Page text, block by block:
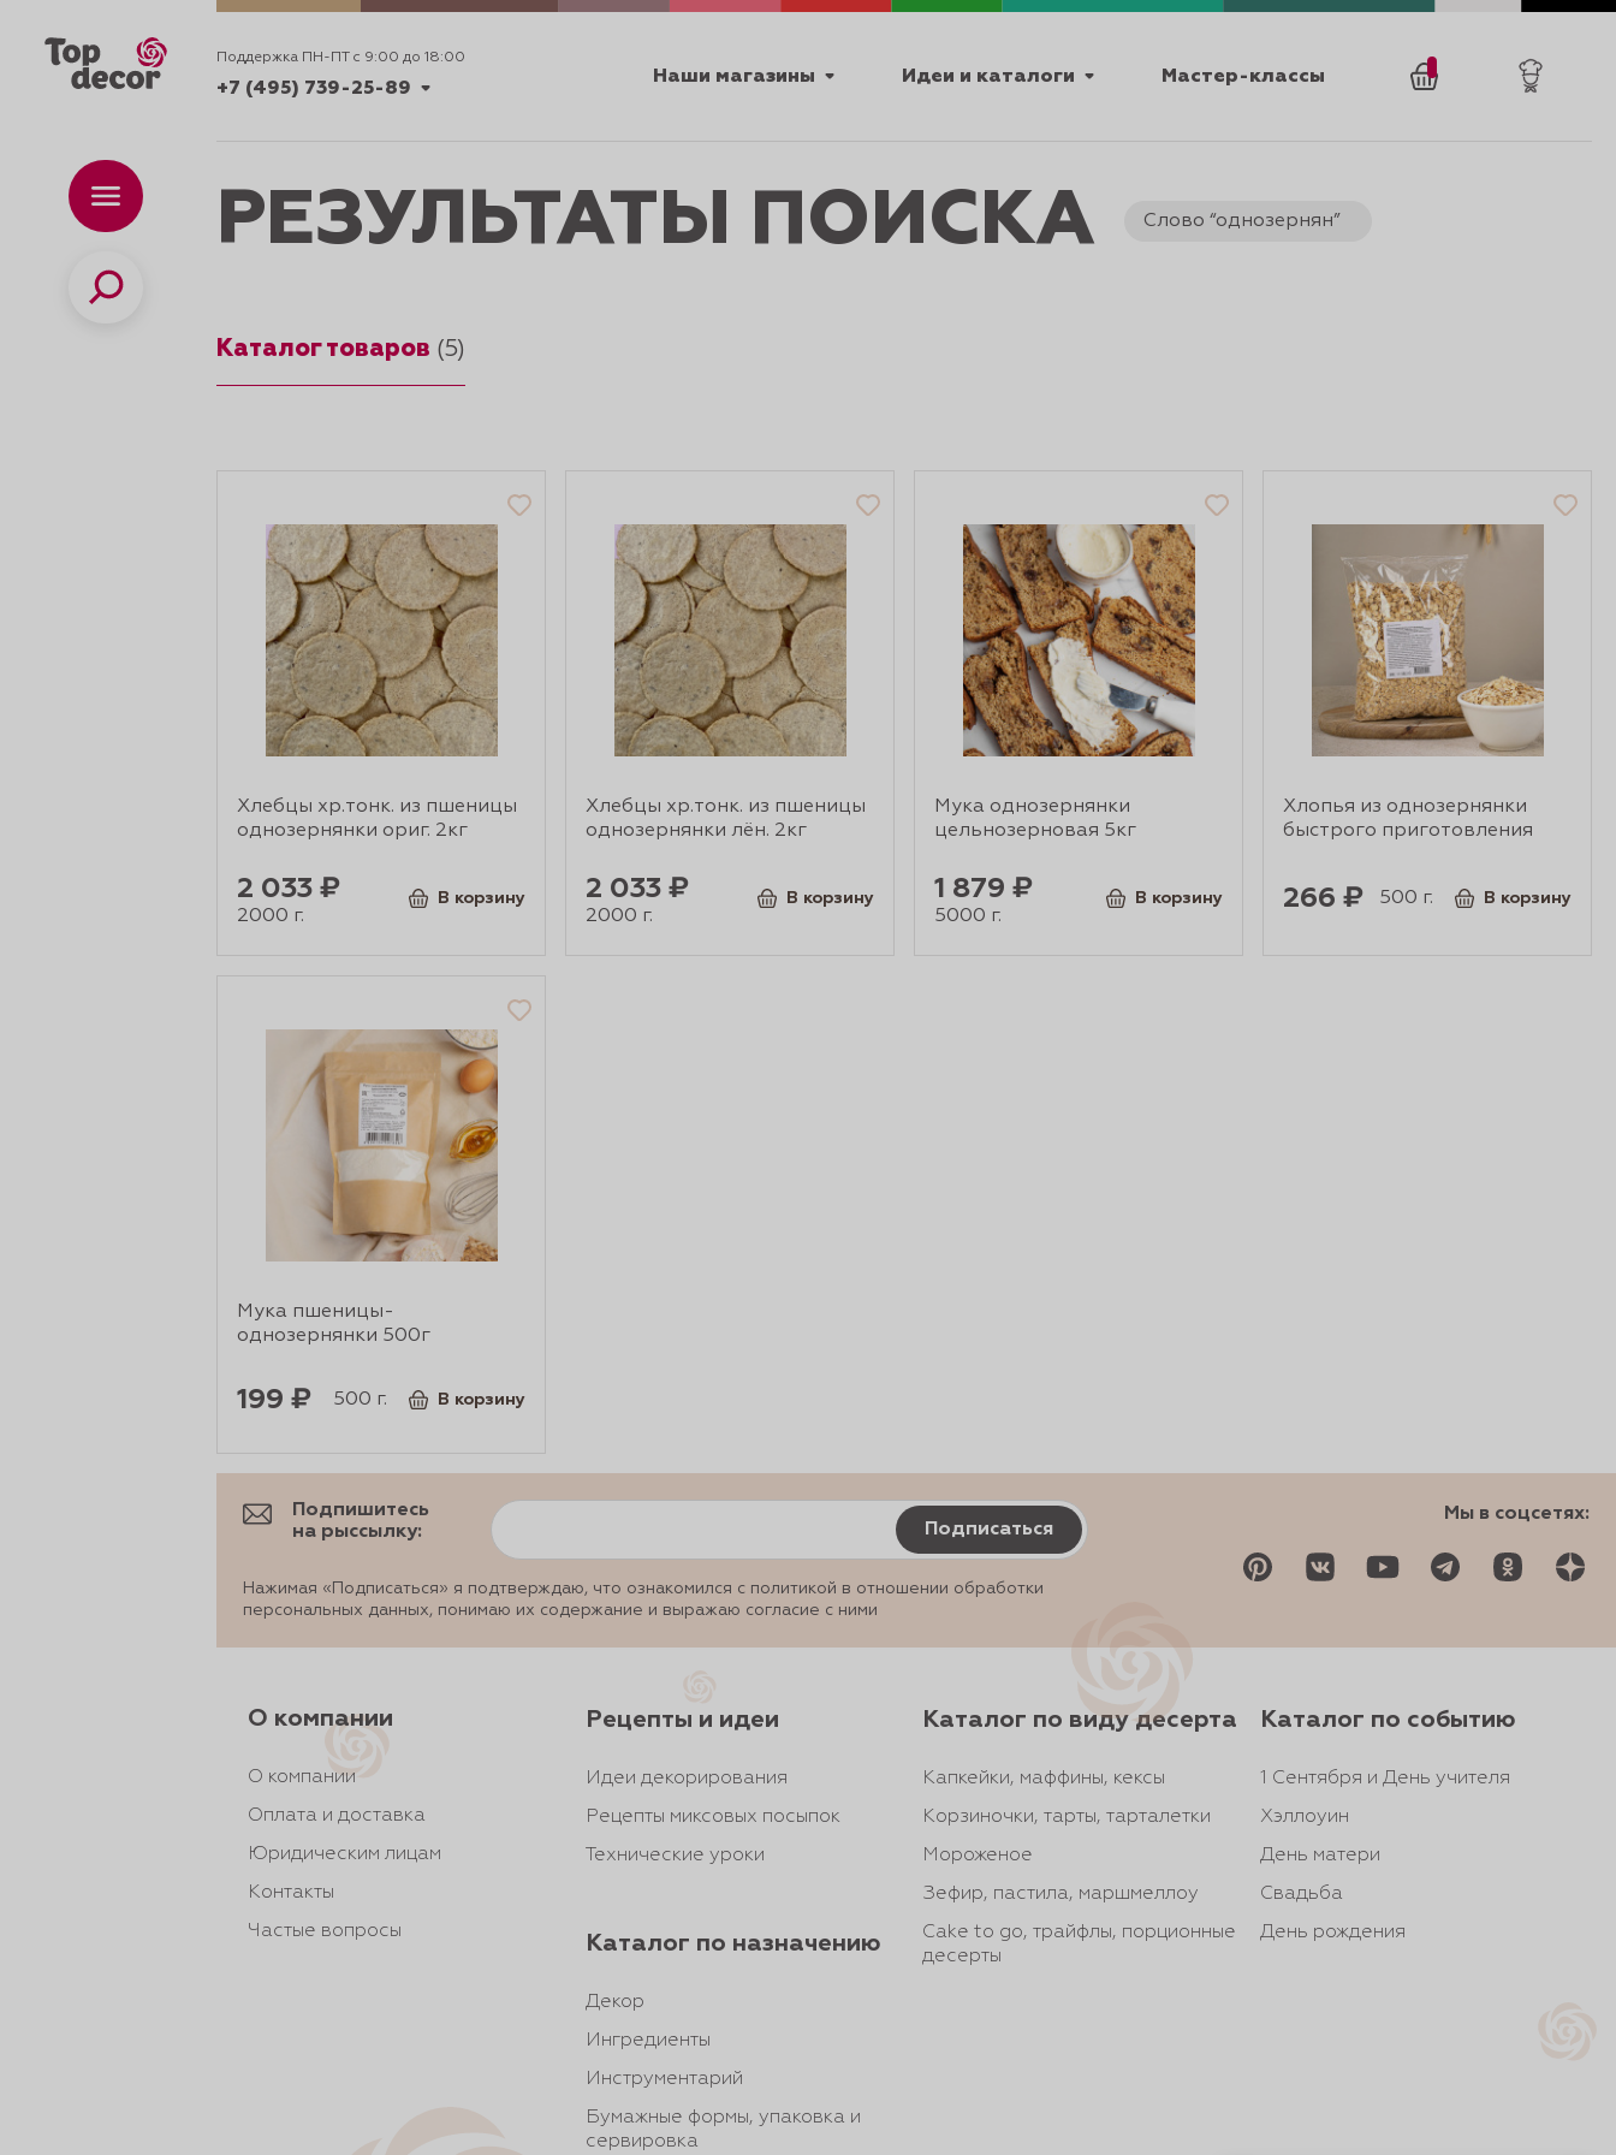
Поддержка ПН-ПТ с 9:00 до 18:00
+7 (495) 739-25-89
+7 (495) 739-62-70
+7 (495) 739-25-89
Время работы
ПН-ПТ с 9:00 до 18:00
Наши магазины Идеи и каталоги
ИДЕИ
Мастер-классы
Каталог
Поиск
РЕЗУЛЬТАТЫ ПОИСКА Слово “однозернян”
Каталог товаров (5)
Хлебцы хр.тонк. из пшеницы
однозернянки ориг. 2кг
2 033 ₽
2000 г.
В корзину
Хлебцы хр.тонк. из пшеницы
однозернянки лён. 2кг
2 033 ₽
2000 г.
В корзину
Мука однозернянки
цельнозерновая 5кг
1 879 ₽
5000 г.
В корзину
Хлопья из однозернянки
быстрого приготовления
266 ₽ 500 г. В корзину
Мука пшеницы-
однозернянки 500г
199 ₽ 500 г. В корзину
Подпишитесь
на рыссылку:
Подписаться
Нажимая «Подписаться» я подтверждаю, что ознакомился с политикой в отношении обработки
персональных данных, понимаю их содержание и выражаю согласие с ними
Мы в соцсетях:
О компании
О компании
Оплата и доставка
Юридическим лицам
Контакты
Частые вопросы
Рецепты и идеи
Идеи декорирования
Рецепты миксовых посыпок
Технические уроки
Каталог по назначению
Декор
Ингредиенты
Инструментарий
Бумажные формы, упаковка и
сервировка
Каталог по виду десерта
Капкейки, маффины, кексы
Корзиночки, тарты, тарталетки
Мороженое
Зефир, пастила, маршмеллоу
Cake to go, трайфлы, порционные
десерты
Каталог по событию
1 Сентября и День учителя
Хэллоуин
День матери
Свадьба
День рождения